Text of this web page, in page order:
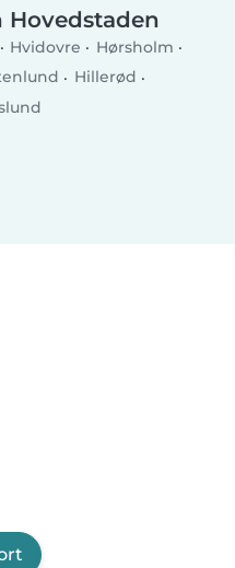
Hovedstaden
Hvidovre
Hørsholm
Hillerød